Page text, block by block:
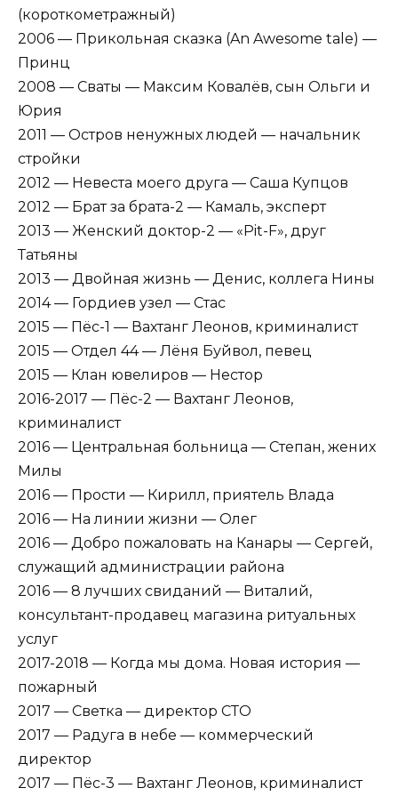
(короткометражный)
2006 — Прикольная сказка (An Awesome tale) —
Принц
2008 — Сваты — Максим Ковалёв, сын Ольги и
Юрия
2011 — Остров ненужных людей — начальник
стройки
2012 — Невеста моего друга — Саша Купцов
2012 — Брат за брата-2 — Камаль, эксперт
2013 — Женский доктор-2 — «Pit-F», друг
Татьяны
2013 — Двойная жизнь — Денис, коллега Нины
2014 — Гордиев узел — Стас
2015 — Пёс-1 — Вахтанг Леонов, криминалист
2015 — Отдел 44 — Лёня Буйвол, певец
2015 — Клан ювелиров — Нестор
2016-2017 — Пёс-2 — Вахтанг Леонов,
криминалист
2016 — Центральная больница — Степан, жених
Милы
2016 — Прости — Кирилл, приятель Влада
2016 — На линии жизни — Олег
2016 — Добро пожаловать на Канары — Сергей,
служащий администрации района
2016 — 8 лучших свиданий — Виталий,
консультант-продавец магазина ритуальных
услуг
2017-2018 — Когда мы дома. Новая история —
пожарный
2017 — Светка — директор СТО
2017 — Радуга в небе — коммерческий
директор
2017 — Пёс-3 — Вахтанг Леонов, криминалист